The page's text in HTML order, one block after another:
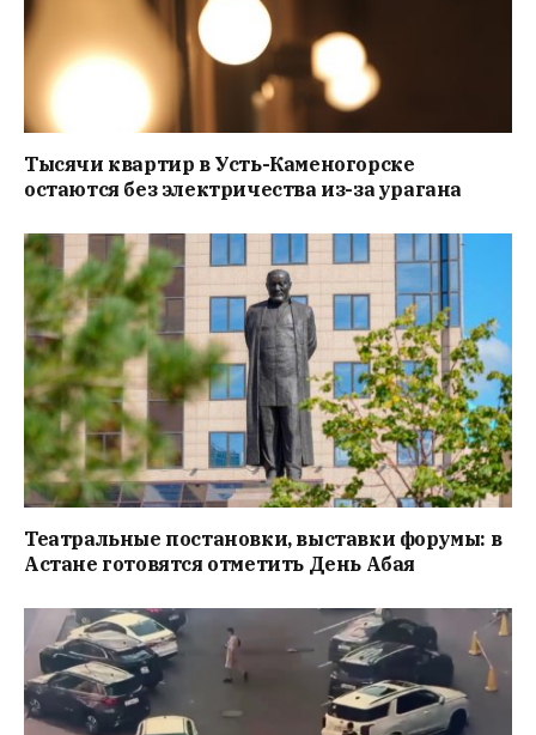
Тысячи квартир в Усть-Каменогорске
остаются без электричества из-за урагана
Театральные постановки, выставки форумы: в
Астане готовятся отметить День Абая